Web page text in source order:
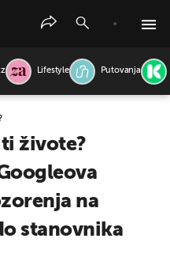
Lifestyle Putovanja
živote?
na
stanovnika